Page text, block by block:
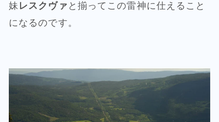
妹レスクヴァ と揃ってこの雷神に仕えること
になるのです。